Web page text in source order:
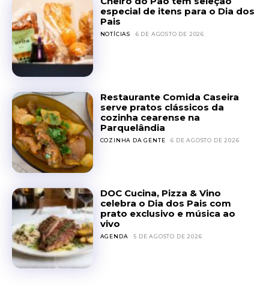
especial de itens para o Dia dos
Pais
NOTÍCIAS 6 DE AGOSTO DE 2026
Restaurante Comida Caseira
serve pratos clássicos da
cozinha cearense na
Parquelândia
COZINHA DA GENTE 6 DE AGOSTO DE 2026
DOC Cucina, Pizza & Vino
celebra o Dia dos Pais com
prato exclusivo e música ao
vivo
AGENDA 5 DE AGOSTO DE 2026